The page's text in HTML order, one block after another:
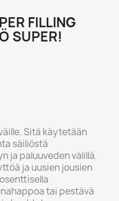
FILLING
SUPER!
Sitä käytetään
säiliöstä
ja paluuveden välillä.
ja uusien jousien
tai pestävä